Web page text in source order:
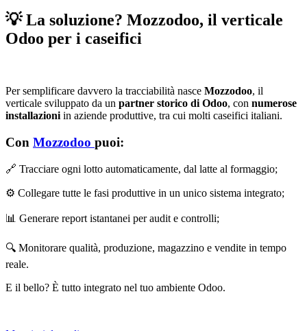
💡 La soluzione? Mozzodoo, il verticale
Odoo per i caseifici
Per semplificare davvero la tracciabilità nasce Mozzodoo, il
verticale sviluppato da un partner storico di Odoo, con numerose
installazioni in aziende produttive, tra cui molti caseifici italiani.
Con Mozzodoo puoi:
🔗 Tracciare ogni lotto automaticamente, dal latte al formaggio;
⚙️ Collegare tutte le fasi produttive in un unico sistema integrato;
📊 Generare report istantanei per audit e controlli;
🔍 Monitorare qualità, produzione, magazzino e vendite in tempo
reale.
E il bello? È tutto integrato nel tuo ambiente Odoo.